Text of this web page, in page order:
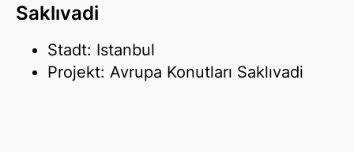
Saklıvadi
Stadt: Istanbul
Projekt: Avrupa Konutları Saklıvadi